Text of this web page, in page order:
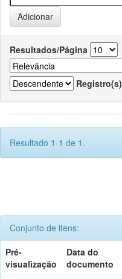
Resultados/Página
Registro(s)
Resultado 1-1 de 1.
Conjunto de itens:
Pré-
visualização
Data do
documento